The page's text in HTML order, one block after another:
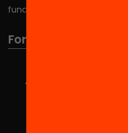
fundacio@equitat.org
Formamos parte de...